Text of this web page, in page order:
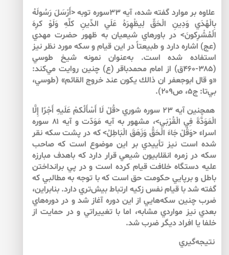
علاوه بر موارد گفته شده، آيه ۳۳سوره توبه <أَرْسَلَ رَسُولَهُ
بِالْهُدَي وَدِينِ الْحَقِّ لِيظْهِرَهُ عَلَي الدِّينِ كلِّهِ وَلَوْ كرِهَ
الْمُشْرِكونَ> در باورهاي شيعيان به ظهور حضرت مهدي
(عج) اشاره دارد و طبيعتاً در اين قيام و سكه مورد نظر نيز
استفاده شده است. به‌عنوان نمونه شيخ طوسي
(۳۸۵-۴۶۰ق) از امام محمدباقر (ع) چنين روايت مي‌كند:
«و قال ابوجعفر ان ذالك يكون عند خروج القائم» (طوسي،
بي‌تا: ج۵، ص۲۰۹).
همچنين آيه ۲۳ سوره شوري <قُلْ لَا أَسْأَلُكمْ عَلَيهِ أَجْرًا إِلَّا
الْمَوَدَّةَ فِي الْقُرْبَي>، مشهور به آيه مَوَدّت و آيه ۸۱ سوره
اسراء <وَقُلْ جَاءَ الْحَقُّ وَزَهَقَ الْبَاطِلُ> كه در پشت سكه نقر
شده است نيز تأييدي بر اين موضوع است كه صاحب
سكه در زمره انقلابيون شيعي قرار دارد كه باهدف مبارزه
عليه دستگاه خلافت قيام كرده است و در پي برانداختن
باطل و برپايي حكومت حق است كه با توجه به مطالبي كه
گفته شد با قيام نفس زكيه ارتباط بيش‌تري دارد. بنابراين،
ضرب چنين سكه‌هايي از اين دوره آغاز شد و در دوره‌هاي
بعدي نيز مواردي مشابه، اما با تغييراتي و در حمايت از
خلفا يا افراد ديگر ضرب شد.
نتيجه‌گيري